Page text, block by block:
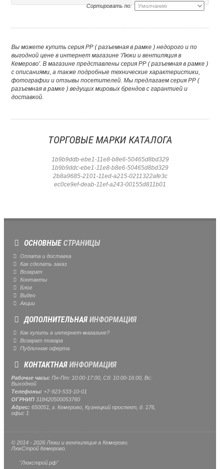
Сортировать по:
Вы можете купить серия РР ( разъемная в рамке ) недорого и по
выгодной цене в интернет магазине 'Люки и вентиляция в
Кемерово'. В магазине представлены серия РР ( разъемная в рамке )
с описаниями, а также подробные технические характеристики,
фотографии и отзывы посетителей. Мы предлагаем серия РР (
разъемная в рамке ) ведущих мировых брендов с гарантией и
доставкой.
ТОРГОВЫЕ МАРКИ КАТАЛОГА
1b9b9ddb-ebe1-11e8-b8e6-50465d8bd329
1b9b9ddc-ebe1-11e8-b8e6-50465d8bd329
2b8a9685-2101-11ed-a215-0211322afe3c
ec0ce9ef-deab-11ef-a243-00155d811b01
ОСНОВНЫЕСТРАНИЦЫ
Оплата и доставка
Как сделать заказ
Возврат
Контакты
Блог
Видео
Акции
ДОПОЛНИТЕЛЬНАЯИНФОРМАЦИЯ
Как купить в интернет-магазине?
Возврат товара
Публичная оферта
КОНТАКТНАЯИНФОРМАЦИЯ
Рабочие часы: Пн-Пт: 10:00-17:00, Сб: 10:00-16:00, Вс:
Выходной
Телефоны: +7-923-533-10-01
ОГРНИП 318420500053760
Адрес: 650051, г. Кемерово, Кузнецкий проспект, д. 176,
офис 1
© 2014 - 2026 Люки и вентиляция в Кемерово.
ЛюкСтрой Кемерово.
"Люкстрой.рф"